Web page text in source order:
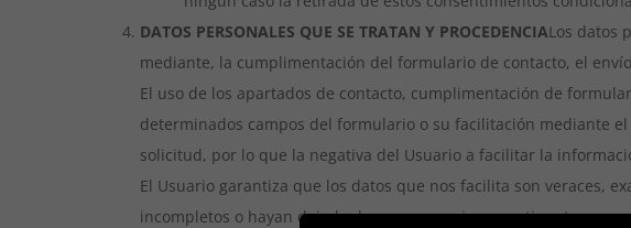
DATOS PERSONALES QUE SE TRATAN Y PROCEDENCIALos datos
mediante, la cumplimentación del formulario de contacto, el
El uso de los apartados de contacto, cumplimentación de
determinados campos del formulario o su facilitación mediante
solicitud, por lo que la negativa del Usuario a facilitar la
El Usuario garantiza que los datos que nos facilita son veraces,
incompletos o hayan dejado de ser necesarios o pertinentes